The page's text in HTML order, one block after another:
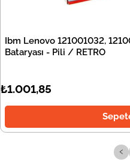
Ibm Lenovo 121001032,
Bataryası - Pili / RETRO
₺1.001,85
‹